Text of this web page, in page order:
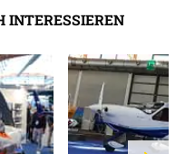
INTERESSIEREN